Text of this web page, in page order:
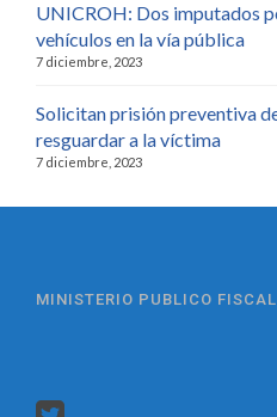
UNICROH: Dos imputados
vehículos en la vía pública
7 diciembre, 2023
Solicitan prisión preventiva
resguardar a la víctima
7 diciembre, 2023
MINISTERIO PUBLICO